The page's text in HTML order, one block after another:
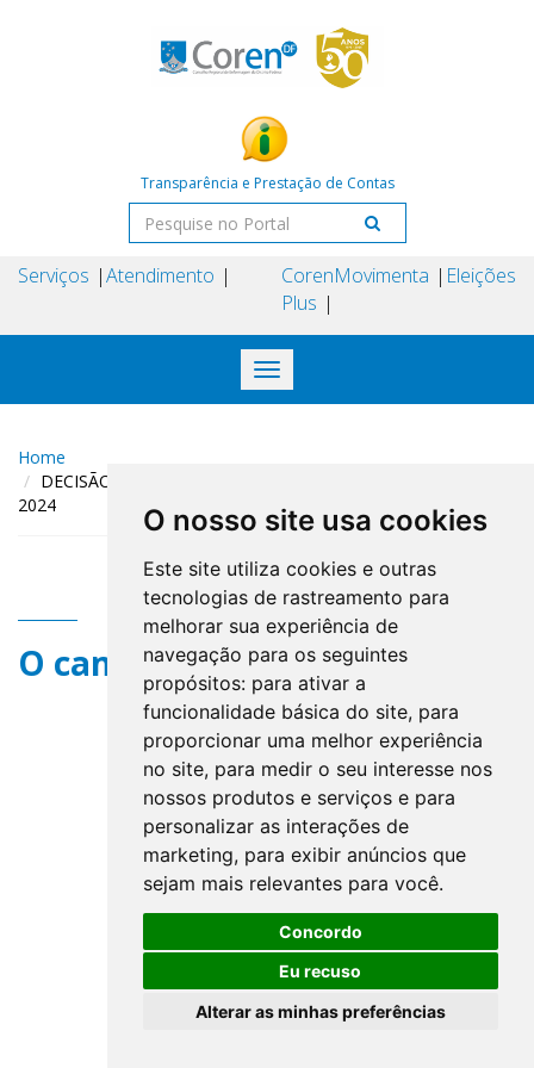
O nosso site usa cookies
Este site utiliza cookies e outras
tecnologias de rastreamento para
melhorar sua experiência de
navegação para os seguintes
propósitos: para ativar a
funcionalidade básica do site, para
proporcionar uma melhor experiência
no site, para medir o seu interesse nos
nossos produtos e serviços e para
personalizar as interações de
marketing, para exibir anúncios que
sejam mais relevantes para você.
Concordo
Eu recuso
Alterar as minhas preferências
Transparência e Prestação de Contas
Serviços Atendimento
Coren
Plus
Movimenta Eleições
Toggle
navigation
Home
DECISÃO COREN-DF N° 201 DE 25 DE SETEMBRO DE
2024
O campo title não existe.